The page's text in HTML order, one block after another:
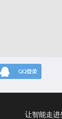
让智能走进